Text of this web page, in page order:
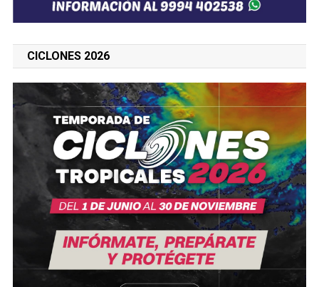
CICLONES 2026